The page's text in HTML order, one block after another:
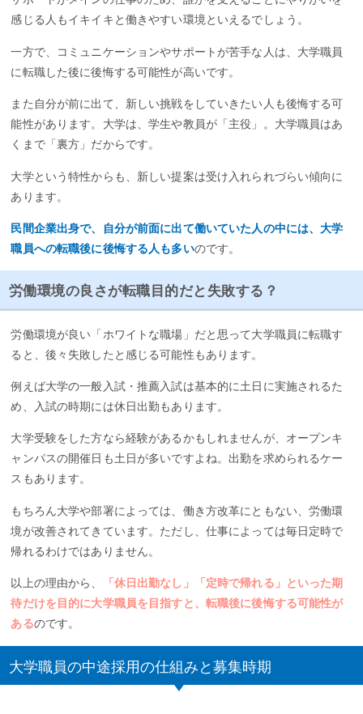
感じる人もイキイキと働きやすい環境といえるでしょう。
一方で、コミュニケーションやサポートが苦手な人は、大学職員
に転職した後に後悔する可能性が高いです。
また自分が前に出て、新しい挑戦をしていきたい人も後悔する可
能性があります。大学は、学生や教員が「主役」。大学職員はあ
くまで「裏方」だからです。
大学という特性からも、新しい提案は受け入れられづらい傾向に
あります。
民間企業出身で、自分が前面に出て働いていた人の中には、大学
職員への転職後に後悔する人も多いのです。
労働環境の良さが転職目的だと失敗する？
労働環境が良い「ホワイトな職場」だと思って大学職員に転職す
ると、後々失敗したと感じる可能性もあります。
例えば大学の一般入試・推薦入試は基本的に土日に実施されるた
め、入試の時期には休日出勤もあります。
大学受験をした方なら経験があるかもしれませんが、オープンキ
ャンパスの開催日も土日が多いですよね。出勤を求められるケー
スもあります。
もちろん大学や部署によっては、働き方改革にともない、労働環
境が改善されてきています。ただし、仕事によっては毎日定時で
帰れるわけではありません。
以上の理由から、
「休日出勤なし」「定時で帰れる」といった期
待だけを目的に大学職員を目指すと、転職後に後悔する可能性が
あるのです。
大学職員の中途採用の仕組みと募集時期